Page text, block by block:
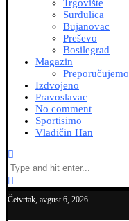
Trgovište
Surdulica
Bujanovac
Preševo
Bosilegrad
Magazin
Preporučujemo
Izdvojeno
Pravoslavac
No comment
Sportisimo
Vladičin Han
Četvrtak, avgust 6, 2026